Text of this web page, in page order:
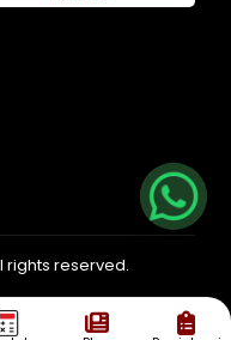
rights reserved.